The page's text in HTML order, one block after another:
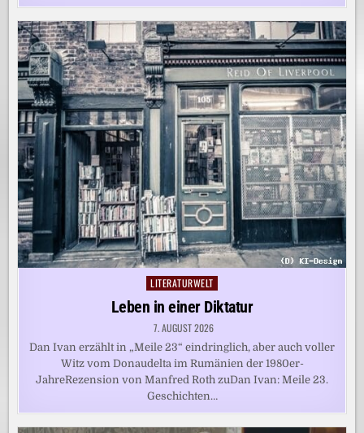
Posted
in
LITERATURWELT
Leben in einer Diktatur
7. AUGUST 2026
Dan Ivan erzählt in „Meile 23“ eindringlich, aber auch voller
Witz vom Donaudelta im Rumänien der 1980er-
JahreRezension von Manfred Roth zuDan Ivan: Meile 23.
Geschichten…